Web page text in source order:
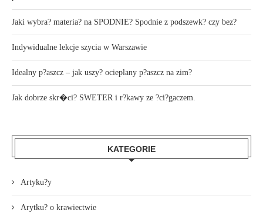
Jaki wybra? materia? na SPODNIE? Spodnie z podszewk? czy bez?
Indywidualne lekcje szycia w Warszawie
Idealny p?aszcz – jak uszy? ocieplany p?aszcz na zim?
Jak dobrze skr�ci? SWETER i r?kawy ze ?ci?gaczem.
KATEGORIE
Artyku?y
Arytku? o krawiectwie